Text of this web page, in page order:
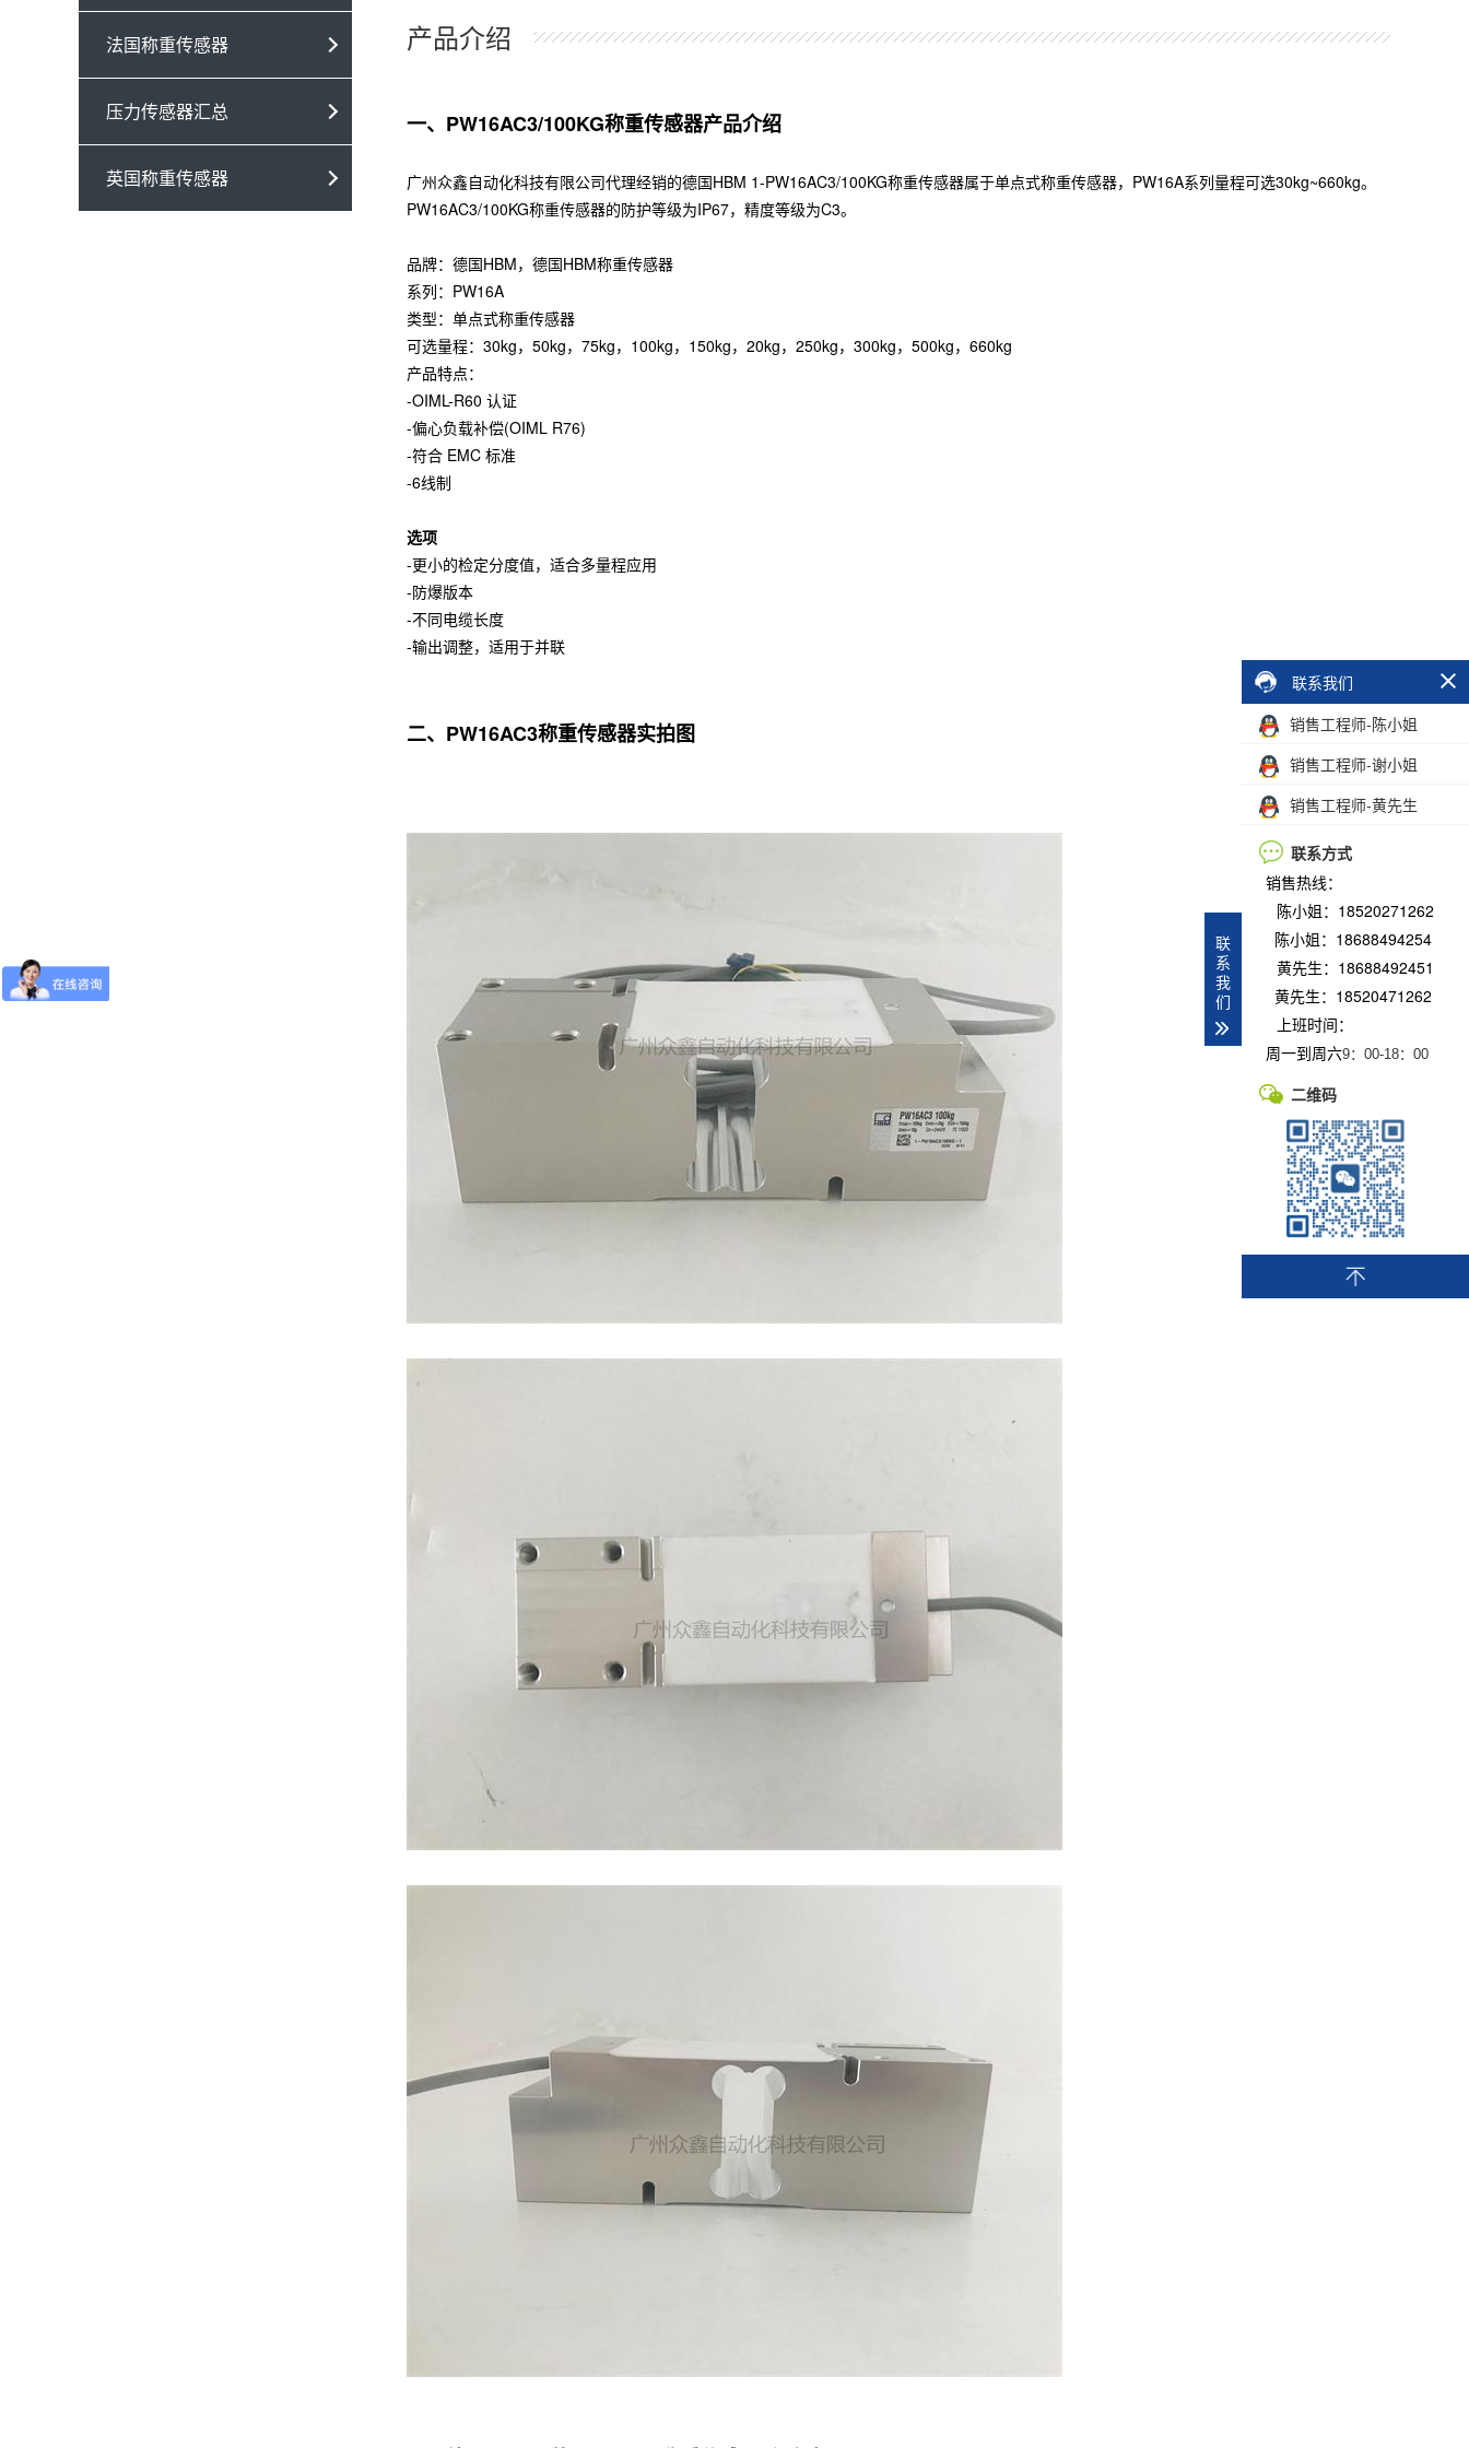
法国称重传感器
压力传感器汇总
英国称重传感器
产品介绍
一、PW16AC3/100KG称重传感器产品介绍
广州众鑫自动化科技有限公司代理经销的德国HBM 1-PW16AC3/100KG称重传感器属于单点式称重传感器，PW16A系列量程可选30kg~660kg。
PW16AC3/100KG称重传感器的防护等级为IP67，精度等级为C3。
品牌：德国HBM，德国HBM称重传感器
系列：PW16A
类型：单点式称重传感器
可选量程：30kg，50kg，75kg，100kg，150kg，20kg，250kg，300kg，500kg，660kg
产品特点：
-OIML-R60 认证
-偏心负载补偿(OIML R76)
-符合 EMC 标准
-6线制
选项
-更小的检定分度值，适合多量程应用
-防爆版本
-不同电缆长度
-输出调整，适用于并联
二、PW16AC3称重传感器实拍图
联系我们
销售工程师-陈小姐
销售工程师-谢小姐
销售工程师-黄先生
联系方式
销售热线：
陈小姐：18520271262
陈小姐：18688494254
黄先生：18688492451
黄先生：18520471262
上班时间：
周一到周六9：00-18：00
二维码
联
系
我
们